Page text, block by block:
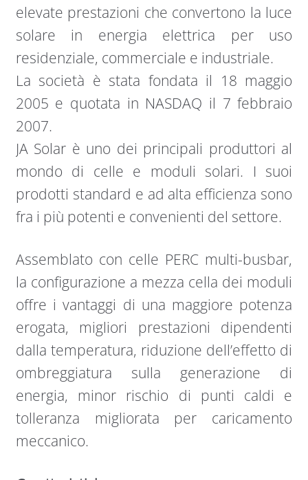
elevate prestazioni che convertono la luce
solare in energia elettrica per uso
residenziale, commerciale e industriale.
La società è stata fondata il 18 maggio
2005 e quotata in NASDAQ il 7 febbraio
2007.
JA Solar è uno dei principali produttori al
mondo di celle e moduli solari. I suoi
prodotti standard e ad alta efficienza sono
fra i più potenti e convenienti del settore.
Assemblato con celle PERC multi-busbar,
la configurazione a mezza cella dei moduli
offre i vantaggi di una maggiore potenza
erogata, migliori prestazioni dipendenti
dalla temperatura, riduzione dell’effetto di
ombreggiatura sulla generazione di
energia, minor rischio di punti caldi e
tolleranza migliorata per caricamento
meccanico.